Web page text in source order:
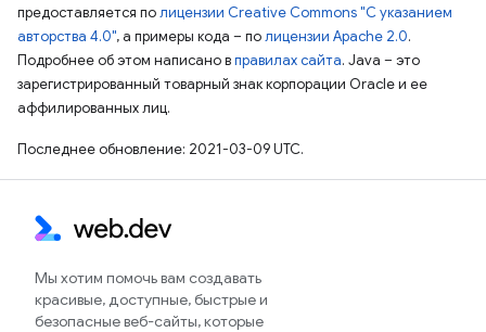
предоставляется полицензии Creative Commons "С указанием
авторства 4.0", а примеры кода – полицензии Apache 2.0.
Подробнее об этом написано вправилах сайта. Java – это
зарегистрированный товарный знак корпорации Oracle и ее
аффилированных лиц.
Последнее обновление: 2021-03-09 UTC.
Мы хотим помочь вам создавать
красивые, доступные, быстрые и
безопасные веб-сайты, которые